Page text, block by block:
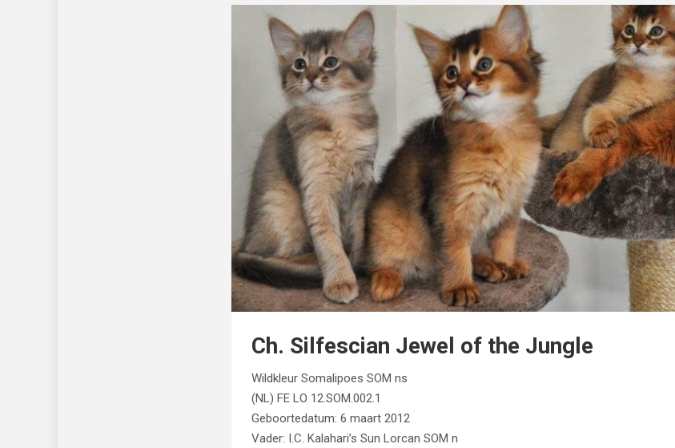
Ch. Silfescian Jewel of the Jungle
Wildkleur Somalipoes SOM ns
(NL) FE LO 12.SOM.002.1
Geboortedatum: 6 maart 2012
Vader: I.C. Kalahari’s Sun Lorcan SOM n